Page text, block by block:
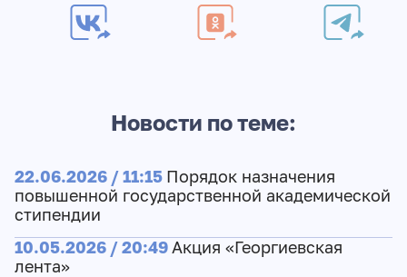
Новости по теме:
22.06.2026 / 11:15 Порядок назначения
повышенной государственной академической
стипендии
10.05.2026 / 20:49 Акция «Георгиевская
лента»